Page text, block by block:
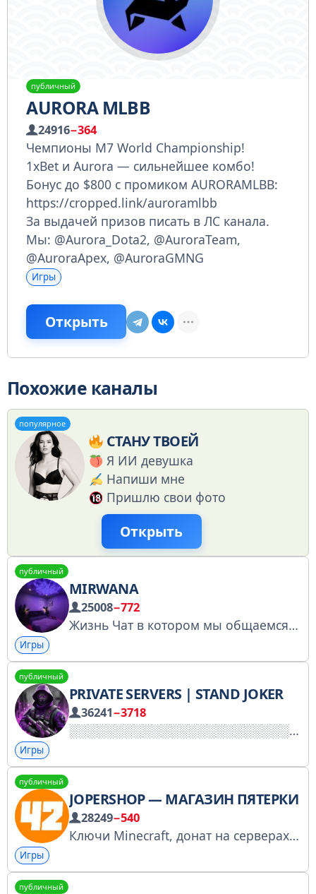
публичный
AURORA MLBB
24916−364
Чемпионы М7 World Championship!
1xBet и Aurora — сильнейшее комбо!
Бонус до $800 с промиком AURORAMLBB:
https://cropped.link/auroramlbb
За выдачей призов писать в ЛС канала.
Мы: @Aurora_Dota2, @AuroraTeam,
@AuroraApex, @AuroraGMNG
Игры
Открыть
Похожие каналы
популярное
СТАНУ ТВОЕЙ
Я ИИ девушка
Напиши мне
Пришлю свои фото
Открыть
публичный
MIRWANA
25008−772
Жизнь Чат в котором мы общаемся
Игры
публичный
PRIVATE SERVERS | STAND JOKER
36241−3718
Игры
публичный
JOPERSHOP — МАГАЗИН ПЯТЕРКИ
28249−540
Ключи Minecraft, донат на серверах, подписки Discord, лицензии игр, программ и еще 35+ позиций.
Игры
публичный